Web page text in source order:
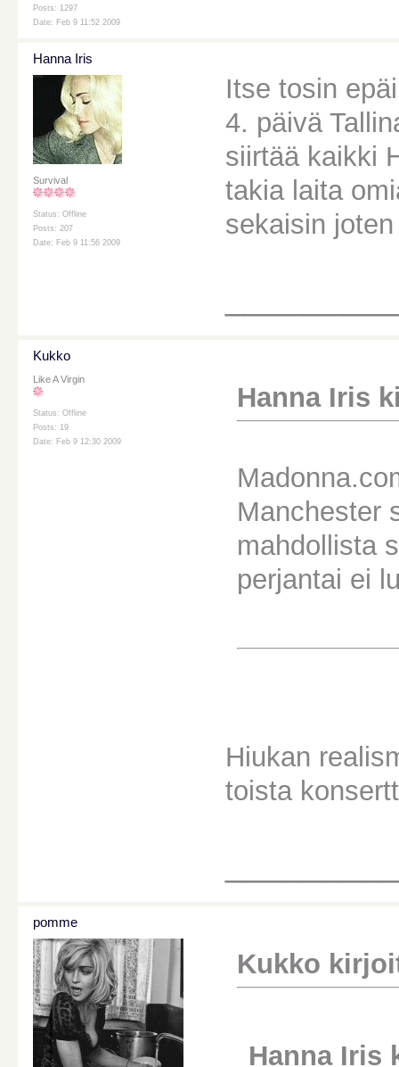
Posts: 1297
Date: Feb 9 11:52 2009
Hanna Iris
Survival
Status: Offline
Posts: 207
Date: Feb 9 11:56 2009
Itse tosin
4. päivä
siirtää kaikki
takia laita
sekaisin
Kukko
Like A Virgin
Status: Offline
Posts: 19
Date: Feb 9 12:30 2009
Hanna Iris
Manchester
mahdollista
perjantai ei
Hiukan
toista
pomme
Kukko
Hanna Iris